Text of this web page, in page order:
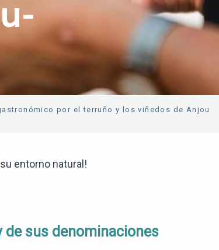
por el terruño y los viñedos de Anjou
entorno natural!
de sus denominaciones